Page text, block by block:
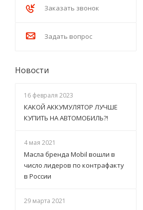
Заказать звонок
Задать вопрос
Новости
16 февраля 2023
КАКОЙ АККУМУЛЯТОР ЛУЧШЕ
КУПИТЬ НА АВТОМОБИЛЬ?!
4 мая 2021
Масла бренда Mobil вошли в
число лидеров по контрафакту
в России
29 марта 2021